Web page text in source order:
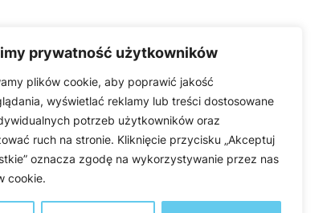
prywatność użytkowników
plików cookie, aby poprawić jakość
wyświetlać reklamy lub treści dostosowane
potrzeb użytkowników oraz
ruch na stronie. Kliknięcie przycisku „Akceptuj
oznacza zgodę na wykorzystywanie przez nas
cookie.